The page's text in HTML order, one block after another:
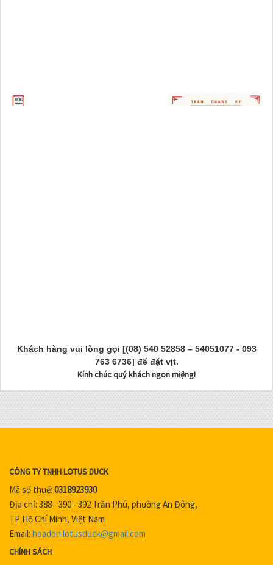
Khách hàng vui lòng gọi [(08) 540 52858 – 54051077 - 093
763 6736] để đặt vịt.
Kính chúc quý khách ngon miệng!
CÔNG TY TNHH LOTUS DUCK
Mã số thuế: 0318923930
Địa chỉ: 388 - 390 - 392 Trần Phú, phường An Đông,
TP Hồ Chí Minh, Việt Nam
Email: hoadon.lotusduck@gmail.com
CHÍNH SÁCH